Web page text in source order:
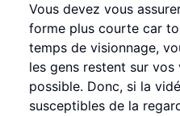
Vous devez vous
forme plus courte car
temps de visionnage,
les gens restent sur
possible. Donc, si la
susceptibles de la